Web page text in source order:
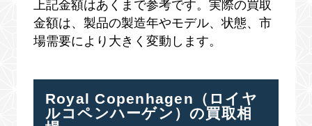
上記金額はあくまで参考です。実際の買取
金額は、製品の製造年やモデル、状態、市
場需要により大きく変動します。
Royal Copenhagen（ロイヤ
ルコペンハーゲン）の買取相